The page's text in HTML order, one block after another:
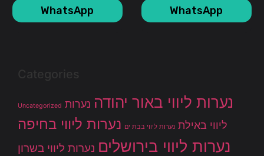
WhatsApp WhatsApp
Categories
Uncategorized נערות ליווי באור יהודה נערות
ליווי באילת נערות ליווי בבת ים נערות ליווי בחיפה
נערות ליווי בירושלים נערות ליווי בשרון